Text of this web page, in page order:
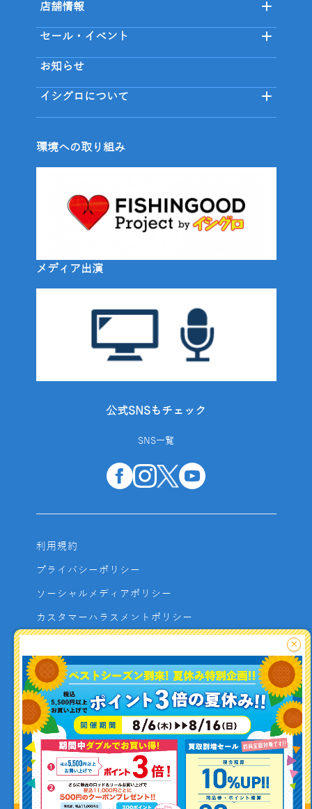
釣り情報を
投稿する
店舗情報
セール・イベント
お知らせ
イシグロについて
環境への取り組み
メディア出演
公式SNSもチェック
SNS一覧
利用規約
プライバシーポリシー
ソーシャルメディアポリシー
カスタマーハラスメントポリシー
よくあるご質問
お問い合わせ
利用者資金の保全方法
×